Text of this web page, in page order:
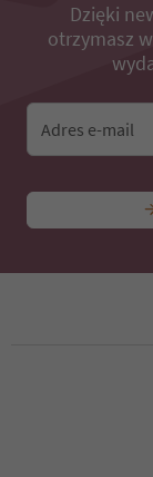
Dzięki
otrzymasz
Adres e-mail